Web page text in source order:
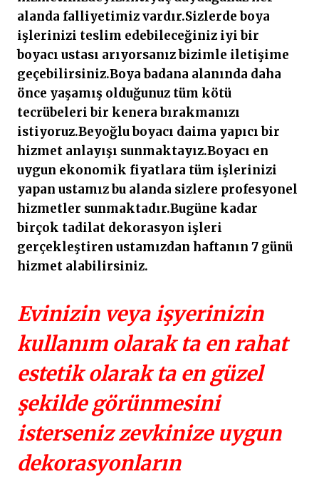
alanda falliyetimiz vardır.Sizlerde boya
işlerinizi teslim edebileceğiniz iyi bir
boyacı ustası arıyorsanız bizimle iletişime
geçebilirsiniz.Boya badana alanında daha
önce yaşamış olduğunuz tüm kötü
tecrübeleri bir kenera bırakmanızı
istiyoruz.Beyoğlu boyacı daima yapıcı bir
hizmet anlayışı sunmaktayız.Boyacı en
uygun ekonomik fiyatlara tüm işlerinizi
yapan ustamız bu alanda sizlere profesyonel
hizmetler sunmaktadır.Bugüne kadar
birçok tadilat dekorasyon işleri
gerçekleştiren ustamızdan haftanın 7 günü
hizmet alabilirsiniz.
Evinizin veya işyerinizin
kullanım olarak ta en rahat
estetik olarak ta en güzel
şekilde görünmesini
isterseniz zevkinize uygun
dekorasyonların